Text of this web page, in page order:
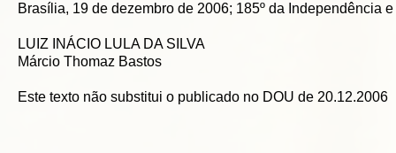
Brasília, 19 de dezembro de 2006; 185º da Independência
LUIZ INÁCIO LULA DA SILVA
Márcio Thomaz Bastos
Este texto não substitui o publicado no DOU de 20.12.2006